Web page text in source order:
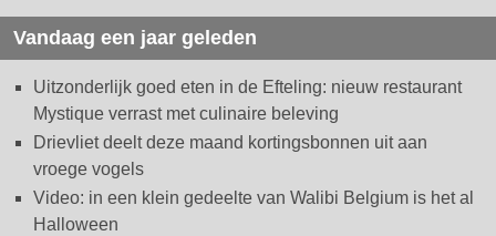
Vandaag een jaar geleden
Uitzonderlijk goed eten in de Efteling: nieuw restaurant
Mystique verrast met culinaire beleving
Drievliet deelt deze maand kortingsbonnen uit aan
vroege vogels
Video: in een klein gedeelte van Walibi Belgium is het al
Halloween